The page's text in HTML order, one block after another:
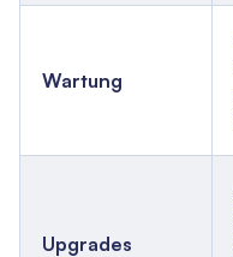
Wartung
Upgrades